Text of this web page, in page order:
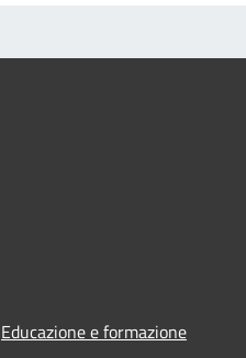
Educazione e formazione